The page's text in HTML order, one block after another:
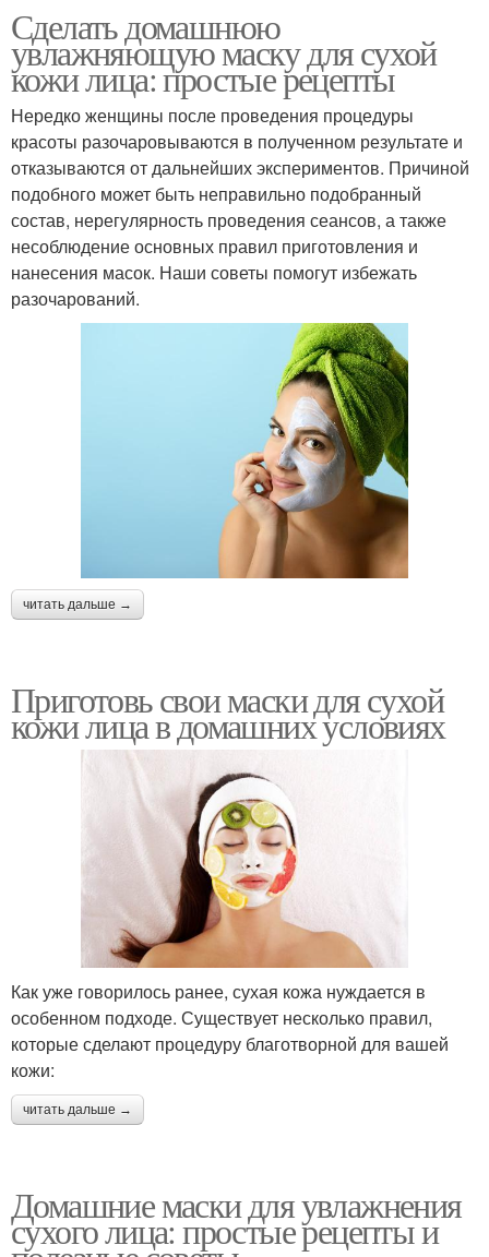
Сделать домашнюю
увлажняющую маску для сухой
кожи лица: простые рецепты
Нередко женщины после проведения процедуры
красоты разочаровываются в полученном результате и
отказываются от дальнейших экспериментов. Причиной
подобного может быть неправильно подобранный
состав, нерегулярность проведения сеансов, а также
несоблюдение основных правил приготовления и
нанесения масок. Наши советы помогут избежать
разочарований.
читать дальше →
Приготовь свои маски для сухой
кожи лица в домашних условиях
Как уже говорилось ранее, сухая кожа нуждается в
особенном подходе. Существует несколько правил,
которые сделают процедуру благотворной для вашей
кожи:
читать дальше →
Домашние маски для увлажнения
сухого лица: простые рецепты и